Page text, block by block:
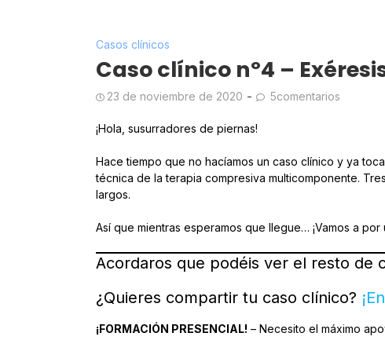
Casos clínicos
Caso clínico nº4 –
23 de noviembre de 2020 5comentarios
¡Hola, susurradores de piernas!
Hace tiempo que no hacíamos un caso clínico y ya
técnica de la terapia compresiva multicomponente.
largos.
Así que mientras esperamos que llegue… ¡Vamos a por
Acordaros que podéis ver el resto de
¿Quieres compartir tu caso clínico?
¡FORMACIÓN PRESENCIAL! – Necesito el máximo